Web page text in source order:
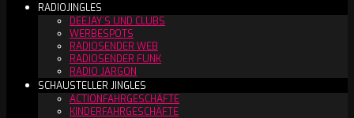
RADIOJINGLES
DEEJAY´S UND CLUBS
WERBESPOTS
RADIOSENDER WEB
RADIOSENDER FUNK
RADIO JARGON
SCHAUSTELLER JINGLES
ACTIONFAHRGESCHÄFTE
KINDERFAHRGESCHÄFTE